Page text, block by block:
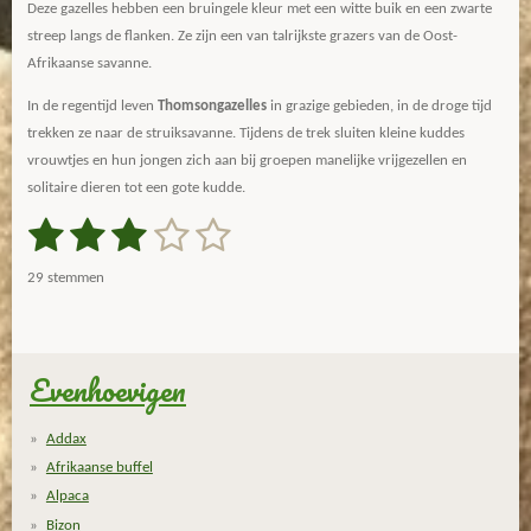
Deze gazelles hebben een bruingele kleur met een witte buik en een zwarte
streep langs de flanken. Ze zijn een van talrijkste grazers van de Oost-
Afrikaanse savanne.
In de regentijd leven Thomsongazelles in grazige gebieden, in de droge tijd
trekken ze naar de struiksavanne. Tijdens de trek sluiten kleine kuddes
vrouwtjes en hun jongen zich aan bij groepen manelijke vrijgezellen en
solitaire dieren tot een gote kudde.
R
t
1
0
1
s
r
2
s
r
r
e
n
3
r
e
4
r
r
e
5
29 stemmen
Evenhoevigen
Addax
Afrikaanse buffel
Alpaca
Bizon